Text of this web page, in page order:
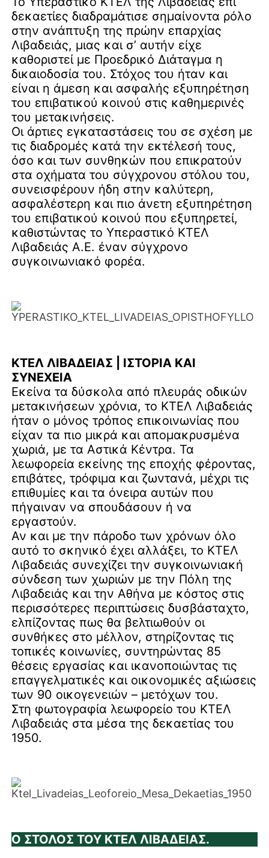
δεκαετίες διαδραμάτισε σημαίνοντα ρόλο
στην ανάπτυξη της πρώην επαρχίας
Λιβαδειάς, μιας και σ’ αυτήν είχε
καθοριστεί με Προεδρικό Διάταγμα η
δικαιοδοσία του. Στόχος του ήταν και
είναι η άμεση και ασφαλής εξυπηρέτηση
του επιβατικού κοινού στις καθημερινές
του μετακινήσεις.
Οι άρτιες εγκαταστάσεις του σε σχέση με
τις διαδρομές κατά την εκτέλεσή τους,
όσο και των συνθηκών που επικρατούν
στα οχήματα του σύγχρονου στόλου του,
συνεισφέρουν ήδη στην καλύτερη,
ασφαλέστερη και πιο άνετη εξυπηρέτηση
του επιβατικού κοινού που εξυπηρετεί,
καθιστώντας το Υπεραστικό ΚΤΕΛ
Λιβαδειάς Α.Ε. έναν σύγχρονο
συγκοινωνιακό φορέα.
ΚΤΕΛ ΛΙΒΑΔΕΙΑΣ | ΙΣΤΟΡΙΑ ΚΑΙ
ΣΥΝΕΧΕΙΑ
Εκείνα τα δύσκολα από πλευράς οδικών
μετακινήσεων χρόνια, το ΚΤΕΛ Λιβαδειάς
ήταν ο μόνος τρόπος επικοινωνίας που
είχαν τα πιο μικρά και απομακρυσμένα
χωριά, με τα Αστικά Κέντρα. Τα
λεωφορεία εκείνης της εποχής φέροντας,
επιβάτες, τρόφιμα και ζωντανά, μέχρι τις
επιθυμίες και τα όνειρα αυτών που
πήγαιναν να σπουδάσουν ή να
εργαστούν.
Αν και με την πάροδο των χρόνων όλο
αυτό το σκηνικό έχει αλλάξει, το ΚΤΕΛ
Λιβαδειάς συνεχίζει την συγκοινωνιακή
σύνδεση των χωριών με την Πόλη της
Λιβαδειάς και την Αθήνα με κόστος στις
περισσότερες περιπτώσεις δυσβάσταχτο,
ελπίζοντας πως θα βελτιωθούν οι
συνθήκες στο μέλλον, στηρίζοντας τις
τοπικές κοινωνίες, συντηρώντας 85
θέσεις εργασίας και ικανοποιώντας τις
επαγγελματικές και οικονομικές αξιώσεις
των 90 οικογενειών – μετόχων του.
Στη φωτογραφία λεωφορείο του ΚΤΕΛ
Λιβαδειάς στα μέσα της δεκαετίας του
1950.
Ο ΣΤΟΛΟΣ ΤΟΥ ΚΤΕΛ ΛΙΒΑΔΕΙΑΣ.